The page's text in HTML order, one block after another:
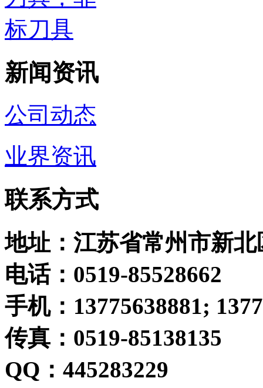
新闻资讯
公司动态
业界资讯
联系方式
地址 ：江苏省常州市新
电话：0519-85528662
手机：13775638881;
传真：0519-85138135
QQ ：445283229